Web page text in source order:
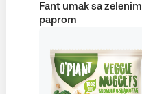
Fant umak sa zelenim
paprom